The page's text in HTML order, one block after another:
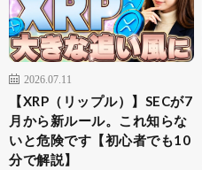
2026.07.11
【XRP（リップル）】SECが7
月から新ルール。これ知らな
いと危険です【初心者でも10
分で解説】